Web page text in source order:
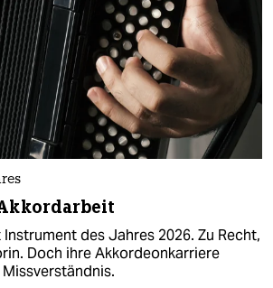
des Jahres 2026. Zu Recht,
Doch ihre Akkordeonkarriere